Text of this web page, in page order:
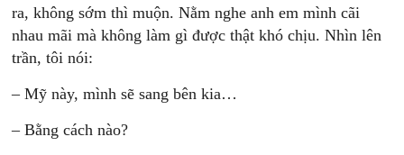
ra, không sớm thì muộn. Nằm nghe anh em mình cãi
nhau mãi mà không làm gì được thật khó chịu. Nhìn lên
trần, tôi nói:
– Mỹ này, mình sẽ sang bên kia…
– Bằng cách nào?